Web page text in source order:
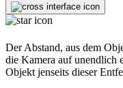
Der Abstand, aus dem
die Kamera auf unendlich
Objekt jenseits dieser